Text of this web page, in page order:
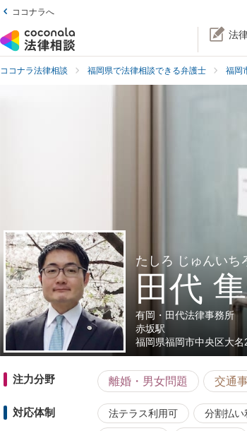
ココナラへ
法
ココナラ法律相談 福岡県で法律相談できる弁護士 福岡
たしろ じゅんいち
田代
有岡・田代法律事務所
赤坂駅
福岡県福岡市中央区大
注力分野 離婚・男女問題 交通
対応体制 法テラス利用可 分割払い